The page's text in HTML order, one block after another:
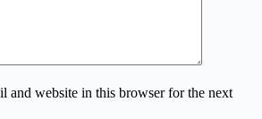
and website in this browser for the next